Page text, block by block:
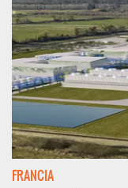
FRANCIA